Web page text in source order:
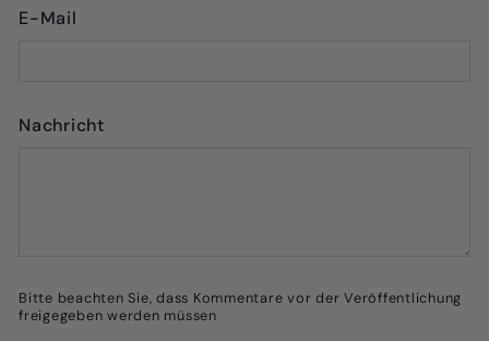
E-Mail
Nachricht
Bitte beachten Sie, dass Kommentare vor der Veröffentlichung
freigegeben werden müssen